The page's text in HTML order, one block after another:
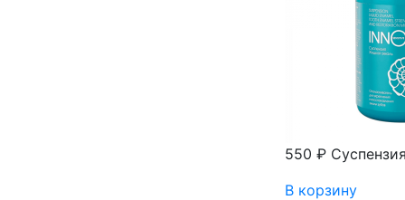
550 ₽
В корзину